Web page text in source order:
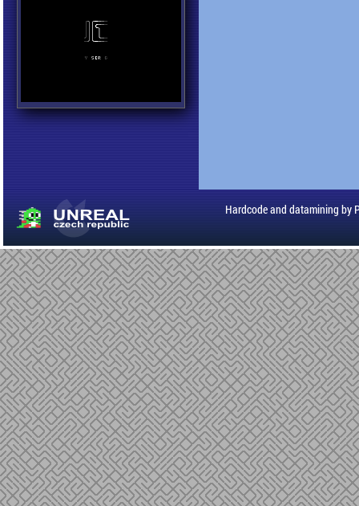
Hardcode and datamining by